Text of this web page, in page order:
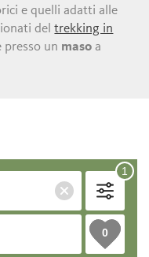
e quelli adatti alle
deltrekking in
presso un maso a